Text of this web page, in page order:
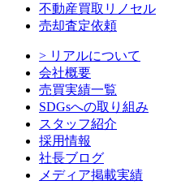
不動産買取リノセル
売却査定依頼
> リアルについて
会社概要
売買実績一覧
SDGsへの取り組み
スタッフ紹介
採用情報
社長ブログ
メディア掲載実績